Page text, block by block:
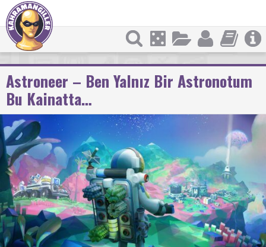
Astroneer – Ben Yalnız Bir Astronotum
Bu Kainatta…